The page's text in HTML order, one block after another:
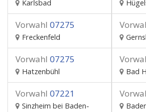
Karlsbad
Vorwahl 07275
Freckenfeld
Vorwahl 07275
Hatzenbühl Bad
Vorwahl 07221
Sinzheim bei Baden-